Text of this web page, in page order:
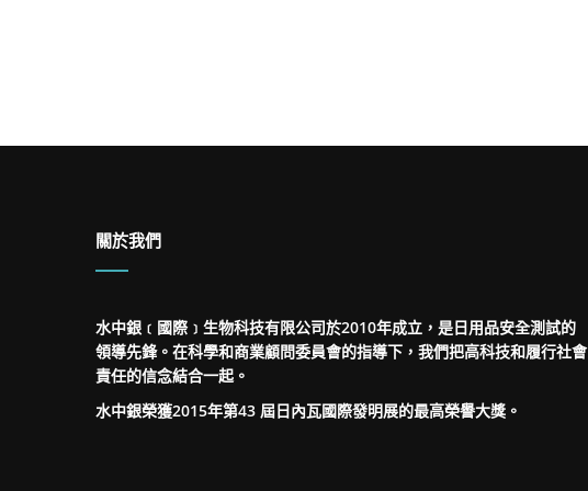
關於我們
水中銀﹝國際﹞生物科技有限公司於2010年成立，是日用品安全測試的
領導先鋒。在科學和商業顧問委員會的指導下，我們把高科技和履行社會
責任的信念結合一起。
水中銀榮獲2015年第43 屆日內瓦國際發明展的最高榮譽大獎。